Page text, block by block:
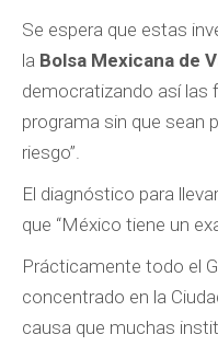
Se espera que estas
la Bolsa Mexicana de
democratizando así las
programa sin que sean
riesgo”.
El diagnóstico para
que “México tiene un
Prácticamente todo el
concentrado en la
causa que muchas